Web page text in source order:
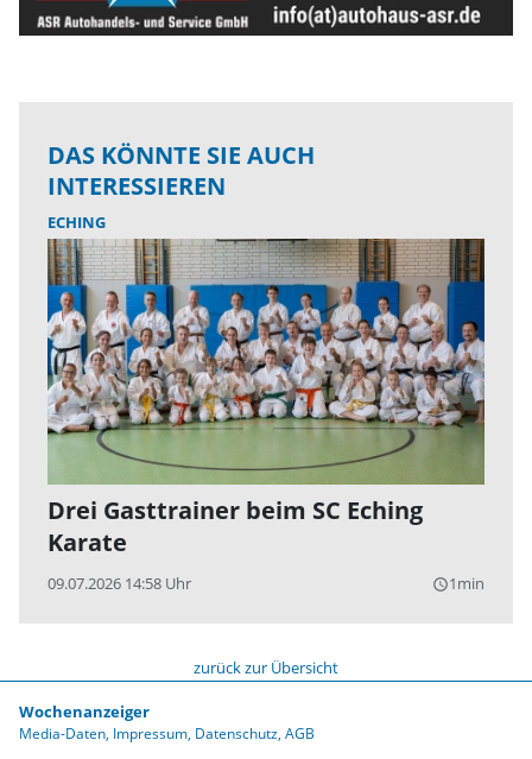
DAS KÖNNTE SIE AUCH
INTERESSIEREN
ECHING
Drei Gasttrainer beim SC Eching
Karate
09.07.2026 14:58 Uhr query_builder1min
zurück zur Übersicht
Wochenanzeiger
Media-Daten Impressum Datenschutz AGB